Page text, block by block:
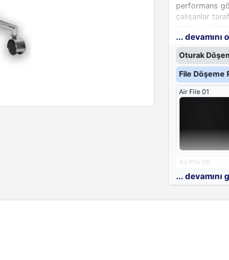
performans
çalışanlar
Yönetici
vücudu
baş desteği
olurken, Kick
... devamını
Oturak
File Döşeme
Air File 01
Air File 06
... devamını